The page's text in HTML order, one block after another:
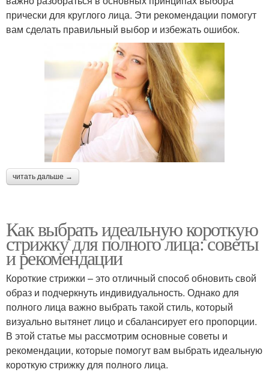
прически для круглого лица. Эти рекомендации помогут
вам сделать правильный выбор и избежать ошибок.
читать дальше →
Как выбрать идеальную короткую
стрижку для полного лица: советы
и рекомендации
Короткие стрижки – это отличный способ обновить свой
образ и подчеркнуть индивидуальность. Однако для
полного лица важно выбрать такой стиль, который
визуально вытянет лицо и сбалансирует его пропорции.
В этой статье мы рассмотрим основные советы и
рекомендации, которые помогут вам выбрать идеальную
короткую стрижку для полного лица.